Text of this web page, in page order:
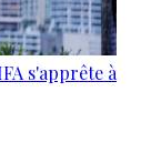
s'apprête à